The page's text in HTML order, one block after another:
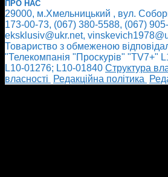
ПРО НАС
29000, м.Хмельницький , вул.
173-00-73, (067) 380-5588, (067)
eksklusiv@ukr.net,
Товариство з обмеженою
"Телекомпанія "Проскурів" "TV7+"
L10-01276; L10-01840 Cтруктура
власності
Редакційна політика